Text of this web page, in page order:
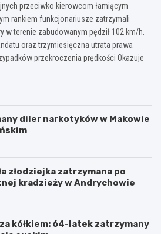
przeciwko kierowcom łamiącym
rankiem funkcjonariusze zatrzymali
w terenie zabudowanym pędził 102 km/h.
oraz trzymiesięczna utrata prawa
przekroczenia prędkości Okazuje
diler narkotyków w Makowie
złodziejka zatrzymana po
kradzieży w Andrychowie
kółkiem: 64-latek zatrzymany